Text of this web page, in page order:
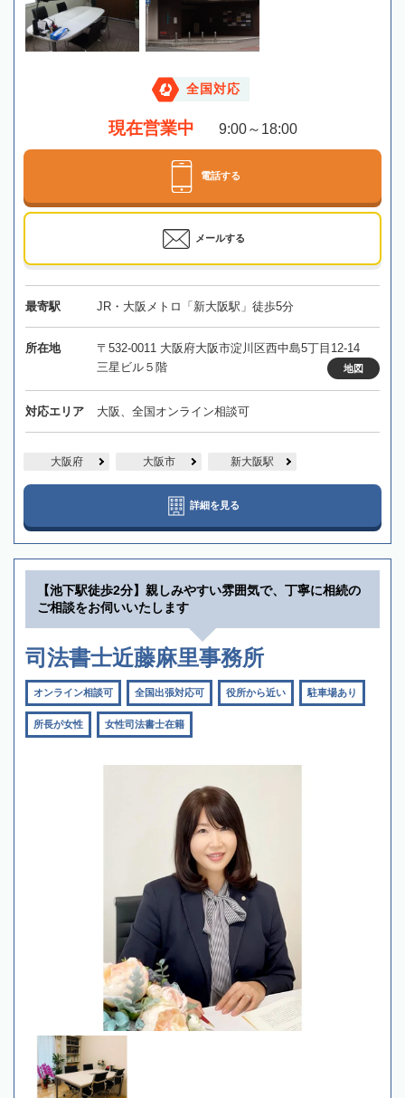
全国対応
現在営業中 9:00～18:00
電話する
メールする
最寄駅 JR・大阪メトロ「新大阪駅」徒歩5分
所在地
〒532-0011 大阪府大阪市淀川区西中島5丁目12-14
三星ビル５階
地図
対応エリア 大阪、全国オンライン相談可
大阪府 大阪市 新大阪駅
詳細を見る
【池下駅徒歩2分】親しみやすい雰囲気で、丁寧に相続の
ご相談をお伺いいたします
司法書士近藤麻里事務所
オンライン相談可 全国出張対応可 役所から近い 駐車場あり
所長が女性 女性司法書士在籍